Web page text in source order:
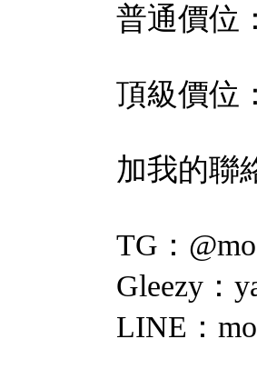
普通價位
頂級價位
加我的聯
TG：
Gleezy：
LINE：